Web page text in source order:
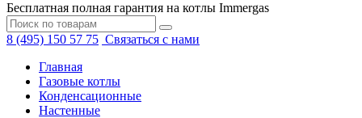
Бесплатная полная гарантия на котлы Immergas
8 (495) 150 57 75 Связаться с нами
Главная
Газовые котлы
Конденсационные
Настенные